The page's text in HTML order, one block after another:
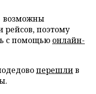
возможны
рейсов, поэтому
с помощью онлайн-
перешлив